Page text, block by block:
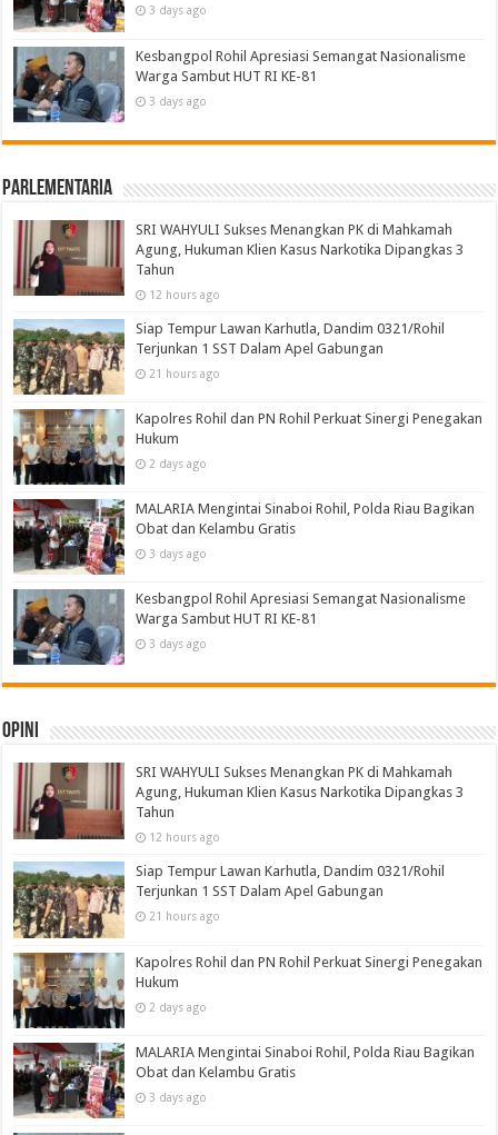
3 days ago
Kesbangpol Rohil Apresiasi Semangat Nasionalisme
Warga Sambut HUT RI KE-81
3 days ago
Parlementaria
SRI WAHYULI Sukses Menangkan PK di Mahkamah
Agung, Hukuman Klien Kasus Narkotika Dipangkas 3
Tahun
12 hours ago
Siap Tempur Lawan Karhutla, Dandim 0321/Rohil
Terjunkan 1 SST Dalam Apel Gabungan
21 hours ago
Kapolres Rohil dan PN Rohil Perkuat Sinergi Penegakan
Hukum
2 days ago
MALARIA Mengintai Sinaboi Rohil, Polda Riau Bagikan
Obat dan Kelambu Gratis
3 days ago
Kesbangpol Rohil Apresiasi Semangat Nasionalisme
Warga Sambut HUT RI KE-81
3 days ago
Opini
SRI WAHYULI Sukses Menangkan PK di Mahkamah
Agung, Hukuman Klien Kasus Narkotika Dipangkas 3
Tahun
12 hours ago
Siap Tempur Lawan Karhutla, Dandim 0321/Rohil
Terjunkan 1 SST Dalam Apel Gabungan
21 hours ago
Kapolres Rohil dan PN Rohil Perkuat Sinergi Penegakan
Hukum
2 days ago
MALARIA Mengintai Sinaboi Rohil, Polda Riau Bagikan
Obat dan Kelambu Gratis
3 days ago